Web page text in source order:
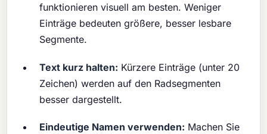
funktionieren visuell am besten. Weniger
Einträge bedeuten größere, besser lesbare
Segmente.
Text kurz halten: Kürzere Einträge (unter 20
Zeichen) werden auf den Radsegmenten
besser dargestellt.
Eindeutige Namen verwenden: Machen Sie